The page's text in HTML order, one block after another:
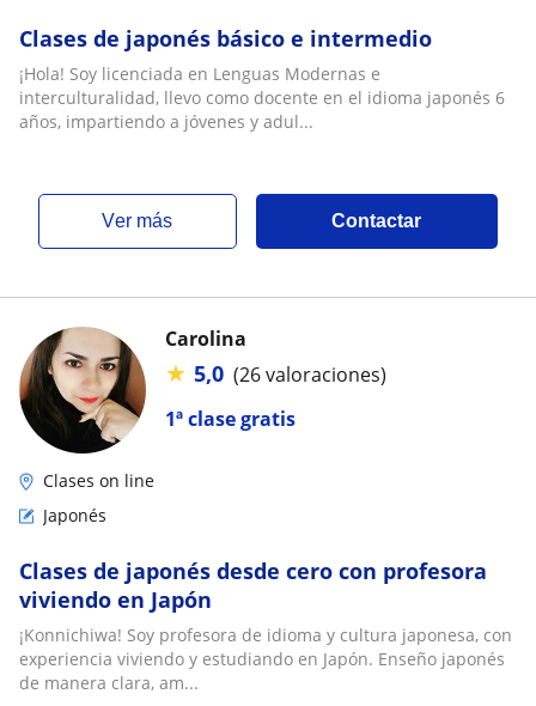
Clases de japonés básico e intermedio
¡Hola! Soy licenciada en Lenguas Modernas e
interculturalidad, llevo como docente en el idioma japonés 6
años, impartiendo a jóvenes y adul...
ver más Contactar
1ª clase gratis
Carolina
★ 5,0 (26 valoraciones)
Clases on line
Japonés
Clases de japonés desde cero con profesora
viviendo en Japón
¡Konnichiwa! Soy profesora de idioma y cultura japonesa, con
experiencia viviendo y estudiando en Japón. Enseño japonés
de manera clara, am...